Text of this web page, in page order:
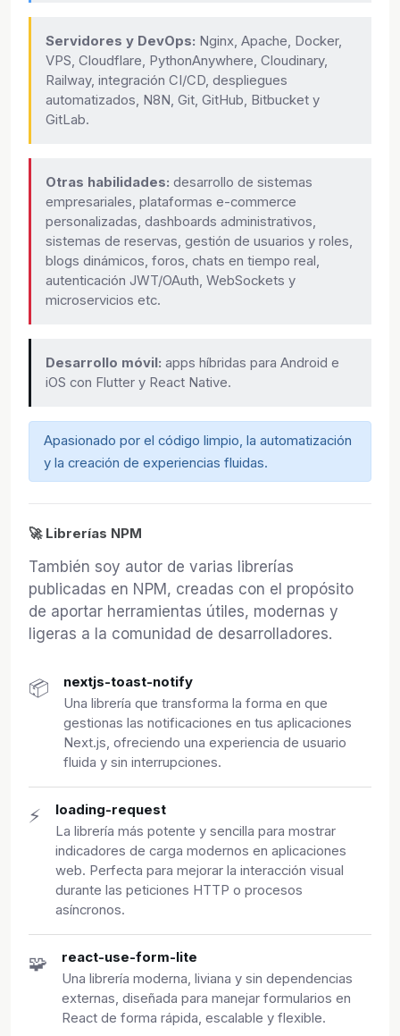
Servidores y DevOps: Nginx, Apache, Docker,
VPS, Cloudflare, PythonAnywhere, Cloudinary,
Railway, integración CI/CD, despliegues
automatizados, N8N, Git, GitHub, Bitbucket y
GitLab.
Otras habilidades: desarrollo de sistemas
empresariales, plataformas e-commerce
personalizadas, dashboards administrativos,
sistemas de reservas, gestión de usuarios y roles,
blogs dinámicos, foros, chats en tiempo real,
autenticación JWT/OAuth, WebSockets y
microservicios etc.
Desarrollo móvil: apps híbridas para Android e
iOS con Flutter y React Native.
Apasionado por el código limpio, la automatización
y la creación de experiencias fluidas.
🚀 Librerías NPM
También soy autor de varias librerías
publicadas en NPM, creadas con el propósito
de aportar herramientas útiles, modernas y
ligeras a la comunidad de desarrolladores.
📦 nextjs-toast-notify
Una librería que transforma la forma en que
gestionas las notificaciones en tus aplicaciones
Next.js, ofreciendo una experiencia de usuario
fluida y sin interrupciones.
⚡ loading-request
La librería más potente y sencilla para mostrar
indicadores de carga modernos en aplicaciones
web. Perfecta para mejorar la interacción visual
durante las peticiones HTTP o procesos
asíncronos.
🧩 react-use-form-lite
Una librería moderna, liviana y sin dependencias
externas, diseñada para manejar formularios en
React de forma rápida, escalable y flexible.